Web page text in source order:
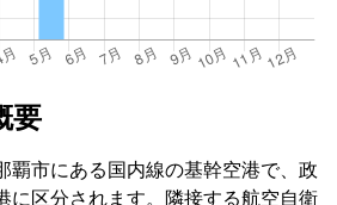
要
覇市にある国内線の基幹空港で、政
に区分されます。隣接する航空自衛